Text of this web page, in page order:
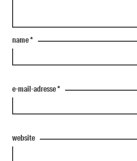
name*
e-mail-adresse*
website